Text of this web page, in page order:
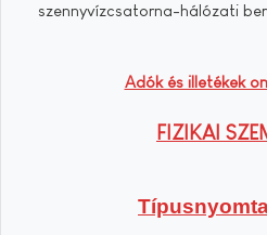
szennyvízcsatorna-hálózati
Adók és illetékek
FIZIKAI